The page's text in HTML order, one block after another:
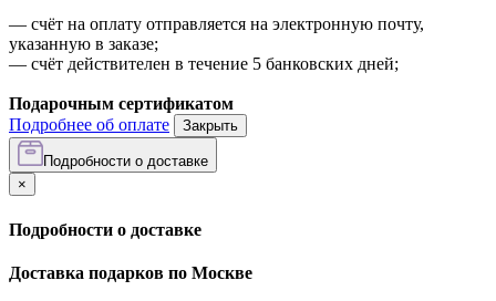
— счёт на оплату отправляется на электронную почту,
указанную в заказе;
— счёт действителен в течение 5 банковских дней;
Подарочным сертификатом
Подробнее об оплате
Закрыть
Подробности о доставке
×
Подробности о доставке
Доставка подарков по Москве